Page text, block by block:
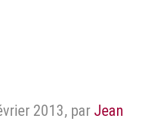
2013, par Jean